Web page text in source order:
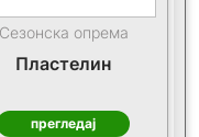
Сезонска опрема
Пластелин
прегледај